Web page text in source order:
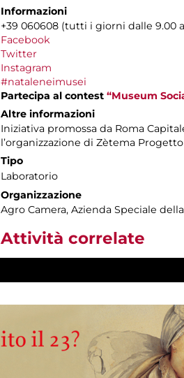
Informazioni
+39 060608 (tutti i giorni dalle 9.00
Facebook
Twitter
Instagram
#nataleneimusei
Partecipa al contest “Museum
Altre informazioni
Iniziativa promossa da Roma
l’organizzazione di Zètema
Tipo
Laboratorio
Organizzazione
Agro Camera, Azienda Speciale
Attività correlate